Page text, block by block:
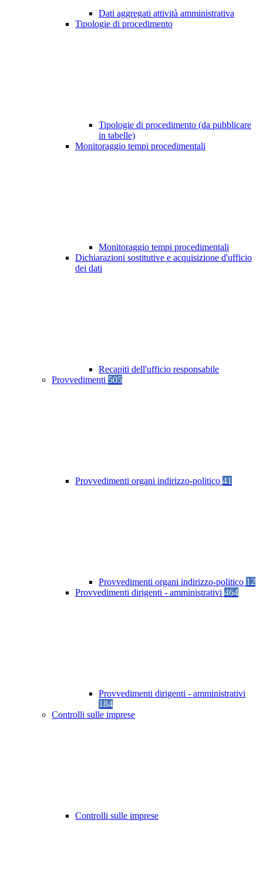
Dati aggregati attività amministrativa
Tipologie di procedimento
Tipologie di procedimento (da pubblicare
in tabelle)
Monitoraggio tempi procedimentali
Monitoraggio tempi procedimentali
Dichiarazioni sostitutive e acquisizione d'ufficio
dei dati
Recapiti dell'ufficio responsabile
Provvedimenti 505
Provvedimenti organi indirizzo-politico 41
Provvedimenti organi indirizzo-politico 12
Provvedimenti dirigenti - amministrativi 464
Provvedimenti dirigenti - amministrativi
184
Controlli sulle imprese
Controlli sulle imprese